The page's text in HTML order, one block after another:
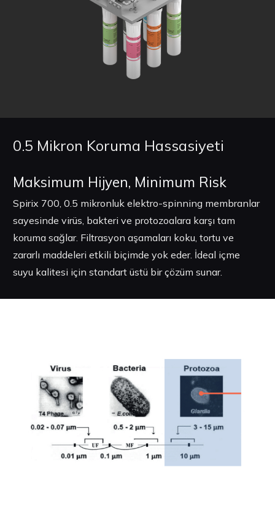
0.5 Mikron Koruma Hassasiyeti
Maksimum Hijyen, Minimum Risk
Spirix 700, 0.5 mikronluk elektro-spinning membranlar
sayesinde virüs, bakteri ve protozoalara karşı tam
koruma sağlar. Filtrasyon aşamaları koku, tortu ve
zararlı maddeleri etkili biçimde yok eder. İdeal içme
suyu kalitesi için standart üstü bir çözüm sunar.